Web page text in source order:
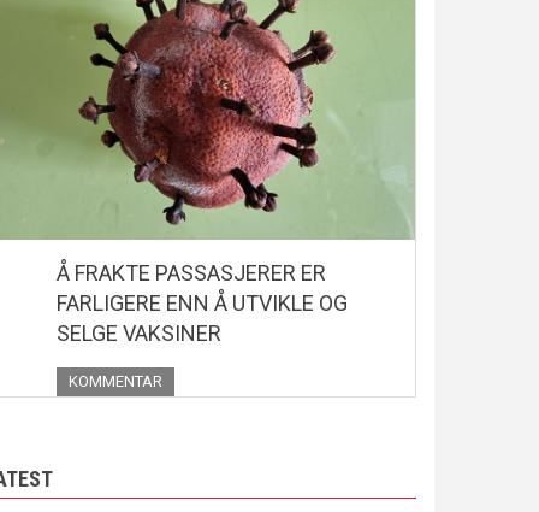
Å FRAKTE PASSASJERER ER
FARLIGERE ENN Å UTVIKLE OG
SELGE VAKSINER
KOMMENTAR